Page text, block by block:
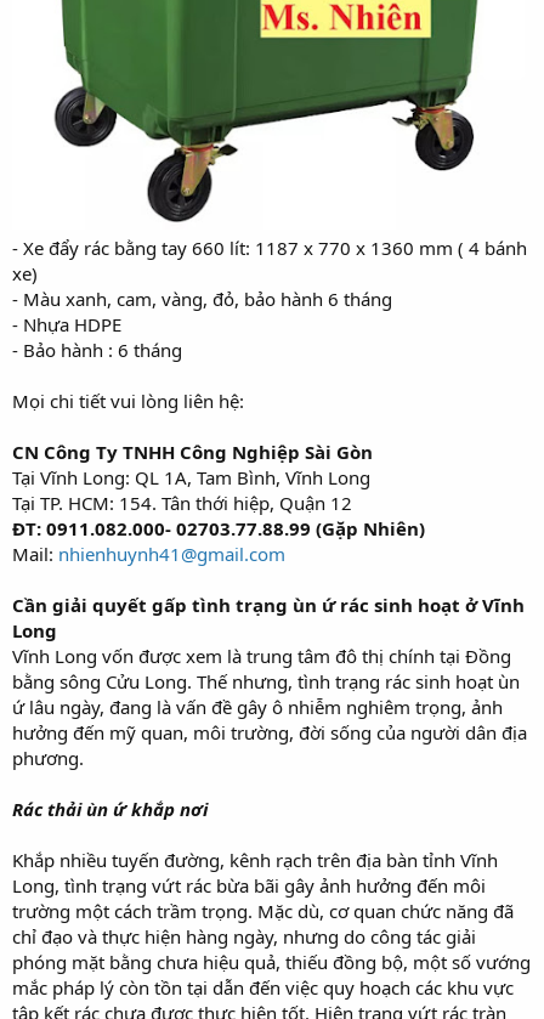
- Xe đẩy rác bằng tay 660 lít: 1187 x 770 x 1360 mm ( 4 bánh
xe)
- Màu xanh, cam, vàng, đỏ, bảo hành 6 tháng
- Nhựa HDPE
- Bảo hành : 6 tháng
Mọi chi tiết vui lòng liên hệ:
CN Công Ty TNHH Công Nghiệp Sài Gòn
Tại Vĩnh Long: QL 1A, Tam Bình, Vĩnh Long
Tại TP. HCM: 154. Tân thới hiệp, Quận 12
ĐT: 0911.082.000- 02703.77.88.99 (Gặp Nhiên)
Mail: nhienhuynh41@gmail.com
Cần giải quyết gấp tình trạng ùn ứ rác sinh hoạt ở Vĩnh
Long
Vĩnh Long vốn được xem là trung tâm đô thị chính tại Đồng
bằng sông Cửu Long. Thế nhưng, tình trạng rác sinh hoạt ùn
ứ lâu ngày, đang là vấn đề gây ô nhiễm nghiêm trọng, ảnh
hưởng đến mỹ quan, môi trường, đời sống của người dân địa
phương.
Rác thải ùn ứ khắp nơi
Khắp nhiều tuyến đường, kênh rạch trên địa bàn tỉnh Vĩnh
Long, tình trạng vứt rác bừa bãi gây ảnh hưởng đến môi
trường một cách trầm trọng. Mặc dù, cơ quan chức năng đã
chỉ đạo và thực hiện hàng ngày, nhưng do công tác giải
phóng mặt bằng chưa hiệu quả, thiếu đồng bộ, một số vướng
mắc pháp lý còn tồn tại dẫn đến việc quy hoạch các khu vực
tập kết rác chưa được thực hiện tốt. Hiện trạng vứt rác tràn